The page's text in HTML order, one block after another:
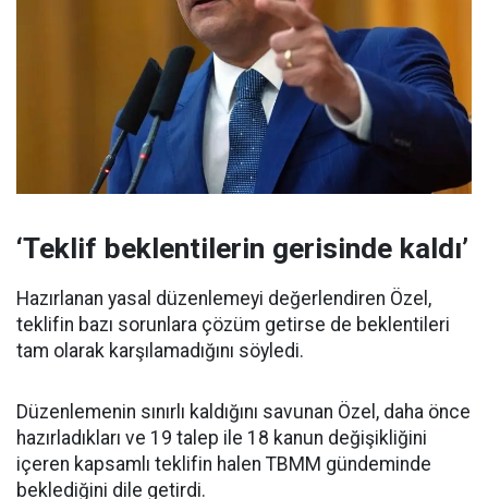
‘Teklif beklentilerin gerisinde kaldı’
Hazırlanan yasal düzenlemeyi değerlendiren Özel,
teklifin bazı sorunlara çözüm getirse de beklentileri
tam olarak karşılamadığını söyledi.
Düzenlemenin sınırlı kaldığını savunan Özel, daha önce
hazırladıkları ve 19 talep ile 18 kanun değişikliğini
içeren kapsamlı teklifin halen TBMM gündeminde
beklediğini dile getirdi.